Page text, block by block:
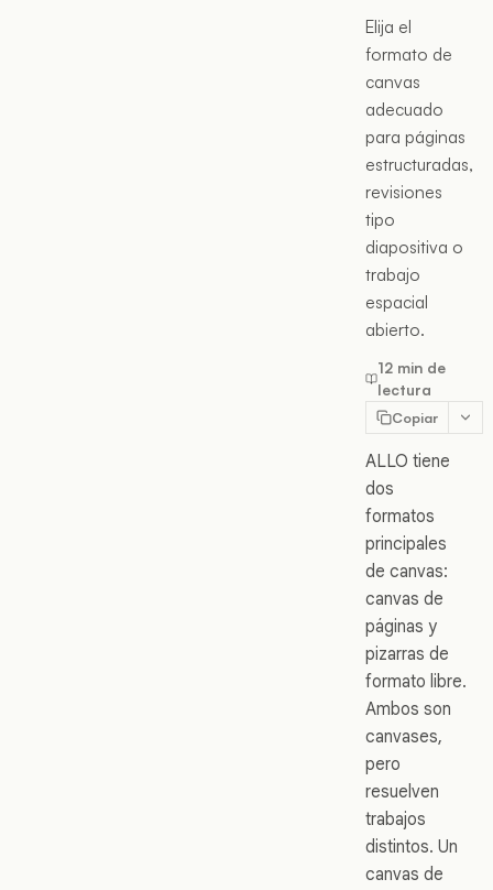
Elija el
formato de
canvas
adecuado
para páginas
estructuradas,
revisiones
tipo
diapositiva o
trabajo
espacial
abierto.
12 min de
lectura
Copiar
ALLO tiene
dos
formatos
principales
de canvas:
canvas de
páginas y
pizarras de
formato libre.
Ambos son
canvases,
pero
resuelven
trabajos
distintos. Un
canvas de